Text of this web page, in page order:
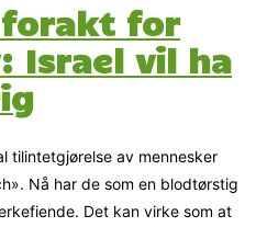
forakt for
Israel vil ha
tilintetgjørelse av mennesker
Nå har de som en blodtørstig
Det kan virke som at